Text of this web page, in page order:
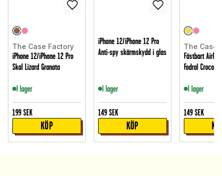
The Case Factory
iPhone 12/iPhone 12 Pro
Skal Lizard Granata
I lager
199 SEK
KÖP
iPhone 12/iPhone 12 Pro
Anti-spy skärmskydd i glas
I lager
149 SEK
KÖP
The Case
Fästbart
Fodral Croco
I lager
149 SEK